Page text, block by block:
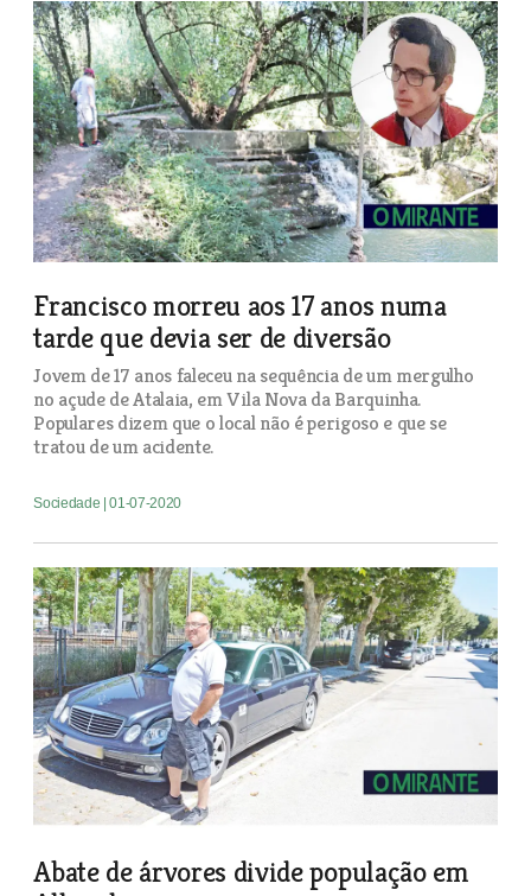
Francisco morreu aos 17 anos numa
tarde que devia ser de diversão
Jovem de 17 anos faleceu na sequência de um mergulho
no açude de Atalaia, em Vila Nova da Barquinha.
Populares dizem que o local não é perigoso e que se
tratou de um acidente.
Sociedade | 01-07-2020
Abate de árvores divide população em